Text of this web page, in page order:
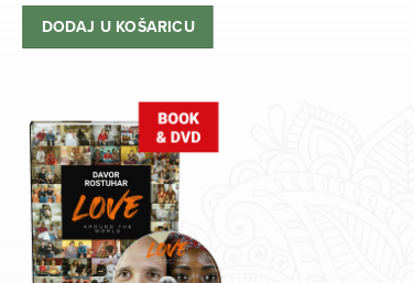
je:
38,80 €.
je:
34,90 €.
DODAJ U KOŠARICU